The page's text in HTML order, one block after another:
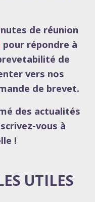
de réunion
pour répondre à
de
vers nos
de brevet.
des actualités
vous à
!
UTILES